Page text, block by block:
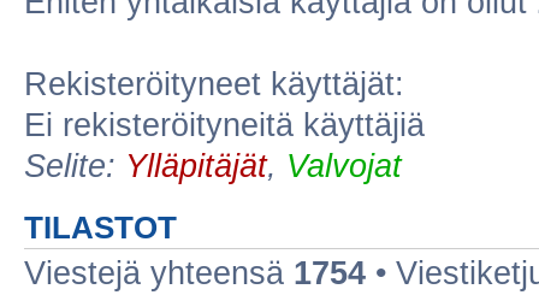
Rekisteröityneet käyttäjät:
Ei rekisteröityneitä käyttäjiä
Selite: Ylläpitäjät, Valvojat
TILASTOT
Viestejä yhteensä 1754 •